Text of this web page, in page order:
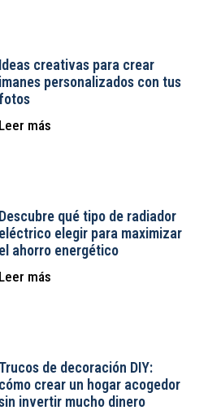
Ideas creativas para crear
imanes personalizados con tus
Leer más
Descubre qué tipo de radiador
eléctrico elegir para maximizar
el ahorro energético
Leer más
Trucos de decoración DIY:
cómo crear un hogar acogedor
invertir mucho dinero